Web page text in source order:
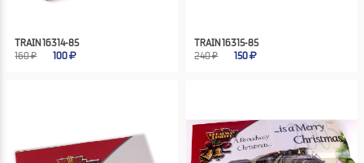
TRAIN 16314-85
160 ₽
100
TRAIN 16315-85
240 ₽
150